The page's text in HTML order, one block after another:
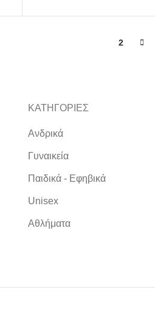
was:
2
ΚΑΤΗΓΟΡΙΕΣ
Ανδρικά
Γυναικεία
Παιδικά - Εφηβικά
Unisex
Αθλήματα